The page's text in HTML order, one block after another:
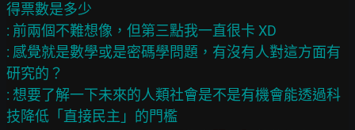
得票數是多少
: 前兩個不難想像，但第三點我一直很卡 XD
: 感覺就是數學或是密碼學問題，有沒有人對這方面有
研究的？
: 想要了解一下未來的人類社會是不是有機會能透過科
技降低「直接民主」的門檻